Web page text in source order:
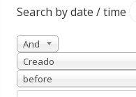
Search by date / time
And
Creado
before